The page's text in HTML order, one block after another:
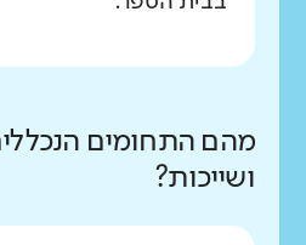
מהם התחומים
ושייכות?